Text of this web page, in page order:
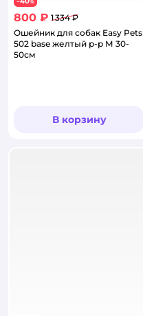
800 ₽ 1 334 ₽
Ошейник для собак Easy Pets
502 base желтый р-р М 30-
50см
В корзину